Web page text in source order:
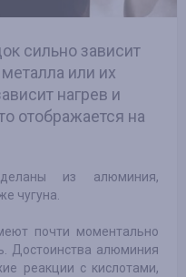
сильно зависит
или их
нагрев и
отображается на
из алюминия,
чугуна.
почти моментально
Достоинства алюминия
реакции с кислотами,